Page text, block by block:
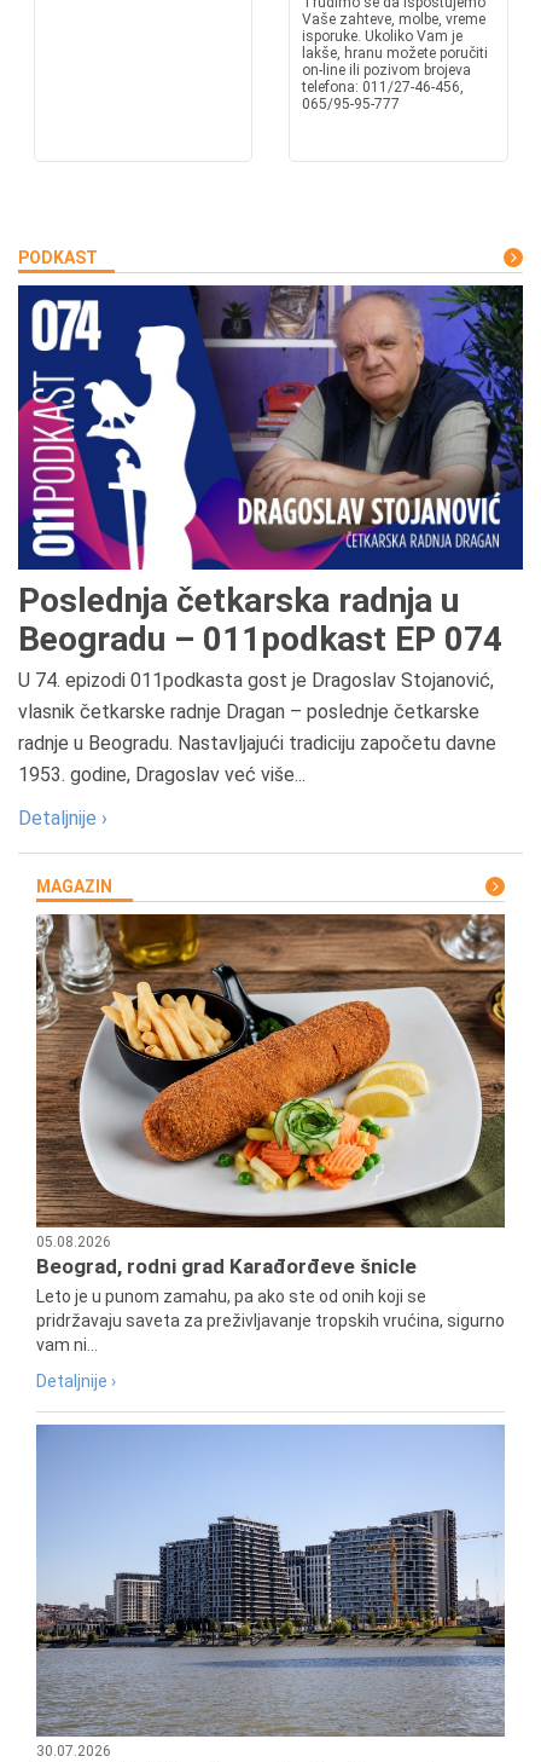
Vaše zahteve, molbe, vreme
isporuke. Ukoliko Vam je
lakše, hranu možete poručiti
on-line ili pozivom brojeva
telefona: 011/27-46-456,
065/95-95-777
PODKAST
Poslednja četkarska radnja u
Beogradu – 011podkast EP 074
U 74. epizodi 011podkasta gost je Dragoslav Stojanović,
vlasnik četkarske radnje Dragan – poslednje četkarske
radnje u Beogradu. Nastavljajući tradiciju započetu davne
1953. godine, Dragoslav već više...
Detaljnije ›
MAGAZIN
05.08.2026
Beograd, rodni grad Karađorđeve šnicle
Leto je u punom zamahu, pa ako ste od onih koji se
pridržavaju saveta za preživljavanje tropskih vrućina, sigurno
vam ni...
Detaljnije ›
30.07.2026